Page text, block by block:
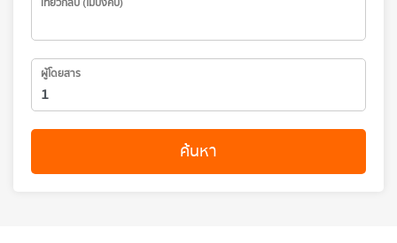
ผู้โดยสาร
ค้นหา